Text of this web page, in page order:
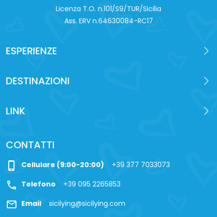
Licenza T.O. n.101/S9/TUR/Sicilia
Ass. ERV n.64630084-RC17
ESPERIENZE
DESTINAZIONI
LINK
CONTATTI
phone_iphone Cellulare (9:00-20:00) +39 377 7033073
call Telefono +39 095 2265853
mail Email sicilying@sicilying.com